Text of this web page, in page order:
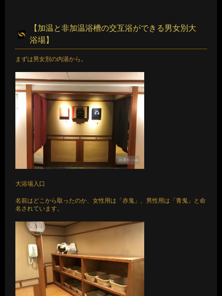
【加温と非加温浴槽の交互浴ができる男女別大
浴場】
まずは男女別の内湯から。
大浴場入口
名前はどこから取ったのか、女性用は「赤鬼」、男性用は「青鬼」と命
名されています。